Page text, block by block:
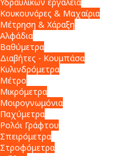
Κουκουνάρες & Μαχαίρια
Μέτρηση & Χάραξη
Αλφάδια
Βαθύμετρα
Διαβήτες - Κουμπάσα
Κυλινδρόμετρα
Μέτρο
Μικρόμετρα
Μοιρογνωμόνια
Παχύμετρα
Ρολόι Γράφτου
Σπειρόμετρα
Στροφόμετρα